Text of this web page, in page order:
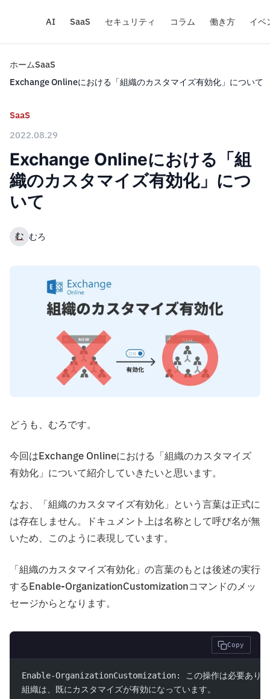
AI SaaS セキュリティ コラム 働き方 イベ
ホームSaaS
Exchange Onlineにおける「組織のカスタマイズ有効化」について
SaaS
2022.08.29
Exchange Onlineにおける「組
織のカスタマイズ有効化」につ
いて
む むろ
どうも、むろです。
今回はExchange Onlineにおける「組織のカスタマイズ
有効化」について紹介していきたいと思います。
なお、「組織のカスタマイズ有効化」という言葉は正式に
は存在しません。ドキュメント上は名称として呼び名が無
いため、このように表現しています。
「組織のカスタマイズ有効化」の言葉のもとは後述の実行
するEnable-OrganizationCustomizationコマンドのメッ
セージからとなります。
Copy
Enable-OrganizationCustomization: この操作は必要ありま
組織は、既にカスタマイズが有効になっています。